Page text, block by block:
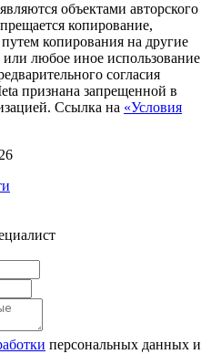
объектами авторского
копирование,
копирования на другие
любое иное использование
согласия
признана запрещенной в
Ссылка на «Условия
персональных данных и